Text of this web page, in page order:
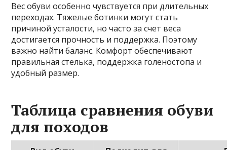
Вес обуви особенно чувствуется при длительных
переходах. Тяжелые ботинки могут стать
причиной усталости, но часто за счет веса
достигается прочность и поддержка. Поэтому
важно найти баланс. Комфорт обеспечивают
правильная стелька, поддержка голеностопа и
удобный размер.
Таблица сравнения обуви
для походов